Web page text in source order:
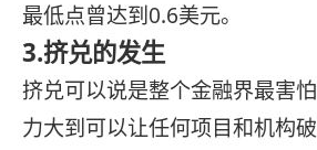
最低点曾达到0.6美元。
3.挤兑的发生
挤兑可以说是整个金融界最害
力大到可以让任何项目和机构破